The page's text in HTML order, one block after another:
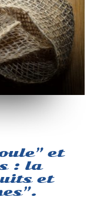
et
: la
et